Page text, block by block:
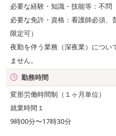
必要な経験・知識・技能等：不問
必要な免許・資格：看護師必須、
限定可）
夜勤を伴う業務（深夜業）につい
ません。
勤務時間
変形労働時間制（１ヶ月単位）
就業時間１
9時00分〜17時30分